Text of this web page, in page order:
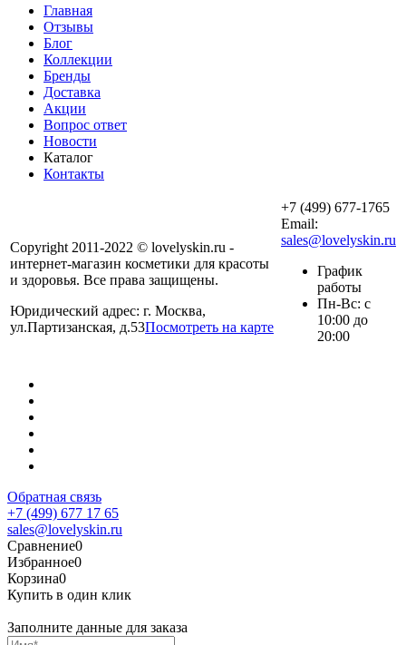
Главная
Отзывы
Блог
Коллекции
Бренды
Доставка
Акции
Вопрос ответ
Новости
Каталог
Контакты
Copyright 2011-2022 © lovelyskin.ru -
интернет-магазин косметики для красоты
и здоровья. Все права защищены.
Юридический адрес: г. Москва,
ул.Партизанская, д.53Посмотреть на карте
+7 (499) 677-1765
Email:
sales@lovelyskin.ru
График
работы
Пн-Вс: с
10:00 до
20:00
Обратная связь
+7 (499) 677 17 65
sales@lovelyskin.ru
Сравнение0
Избранное0
Корзина0
Купить в один клик
Заполните данные для заказа